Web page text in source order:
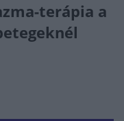
terápia a